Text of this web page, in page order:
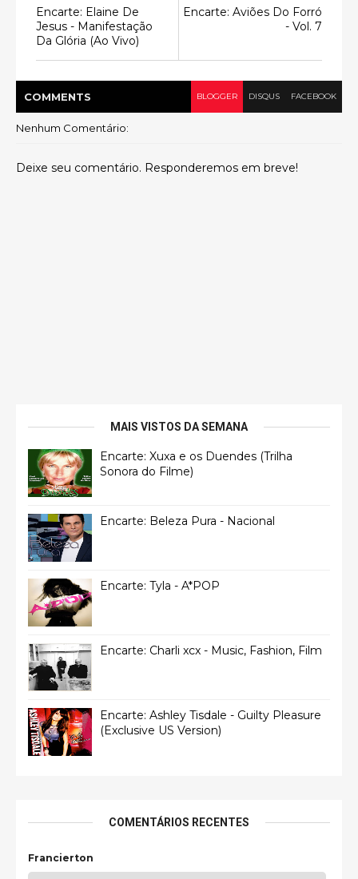
Encarte: Aviões Do Forró
- Vol. 7
Encarte: Elaine De
Jesus - Manifestação
Da Glória (Ao Vivo)
COMMENTS BLOGGER DISQUS FACEBOOK
Nenhum Comentário:
Deixe seu comentário. Responderemos em breve!
MAIS VISTOS DA SEMANA
Encarte: Xuxa e os Duendes (Trilha
Sonora do Filme)
Encarte: Beleza Pura - Nacional
Encarte: Tyla - A*POP
Encarte: Charli xcx - Music, Fashion, Film
Encarte: Ashley Tisdale - Guilty Pleasure
(Exclusive US Version)
COMENTÁRIOS RECENTES
Francierton